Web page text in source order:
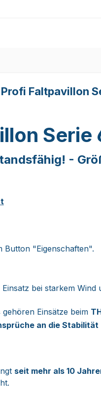
Faltpavillon
Serie
-
Button "Eigenschaften".
bei starkem
Einsätze beim
an die Stabilität
seit mehr als 10